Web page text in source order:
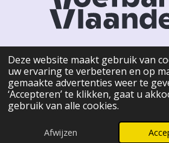
Deze website maakt gebruik van
uw ervaring te verbeteren en op
gemaakte advertenties weer te
‘Accepteren’ te klikken, gaat u
gebruik van alle cookies.
Afwijzen
F
a
c
o
I
n
s
g
r
© 2026 KSCW HOFSTADE -Privacy
E-mailadres Telefoonnummer